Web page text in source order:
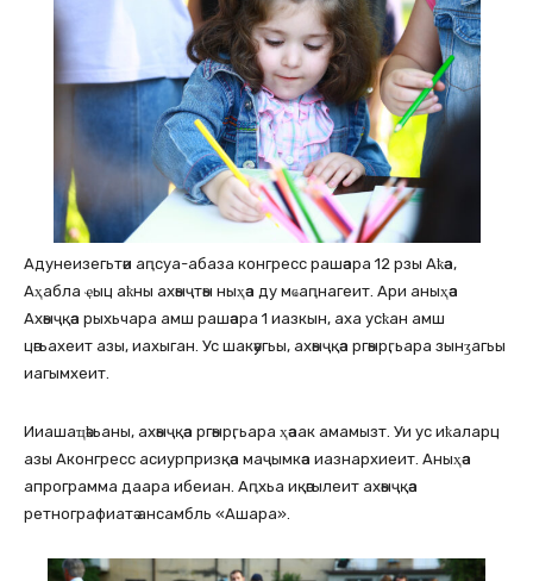
Адунеизегьтәи аԥсуа-абаза конгресс рашәара 12 рзы Аҟәа,
Аҳабла ҿыц аҟны ахәыҷтәы ныҳәа ду мҩаԥнагеит. Ари аныҳәа
Ахәыҷқәа рыхьчара амш рашәара 1 иазкын, аха усҟан амш
цәгьахеит азы, иахыган. Ус шакәугьы, ахәыҷқәа ргәырӷьара зынӡагьы
иагымхеит.
Ииашаҵәҟьаны, ахәыҷқәа ргәырӷьара ҳәаак амамызт. Уи ус иҟаларц
азы Аконгресс асиурпризқәа маҷымкәа иазнархиеит. Аныҳәа
апрограмма даара ибеиан. Аԥхьа иқәгылеит ахәыҷқәа
ретнографиатә ансамбль «Ашара».